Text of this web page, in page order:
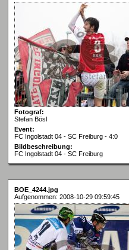
Fotograf:
Stefan Bösl
Event:
FC Ingolstadt 04 - SC Freiburg - 4:0
Bildbeschreibung:
FC Ingolstadt 04 - SC Freiburg
BOE_4244.jpg
Aufgenommen: 2008-10-29 09:59:45